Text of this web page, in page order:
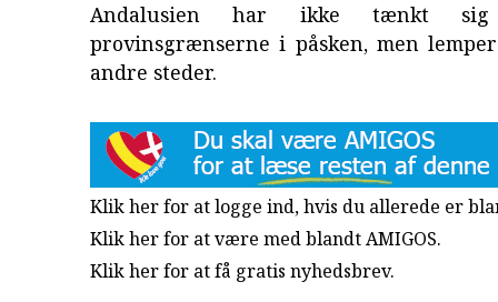
Andalusien har ikke tænkt
provinsgrænserne i påsken, men
andre steder.
Klik her for at logge ind, hvis du allerede er
Klik her for at være med blandt AMIGOS.
Klik her for at få gratis nyhedsbrev.